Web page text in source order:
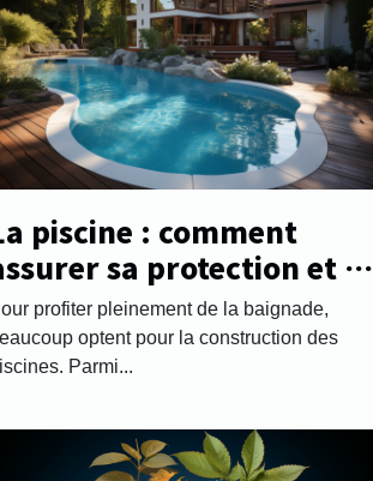
piscine : comment
sa protection et sa
?
profiter pleinement de la baignade,
optent pour la construction des
Parmi...